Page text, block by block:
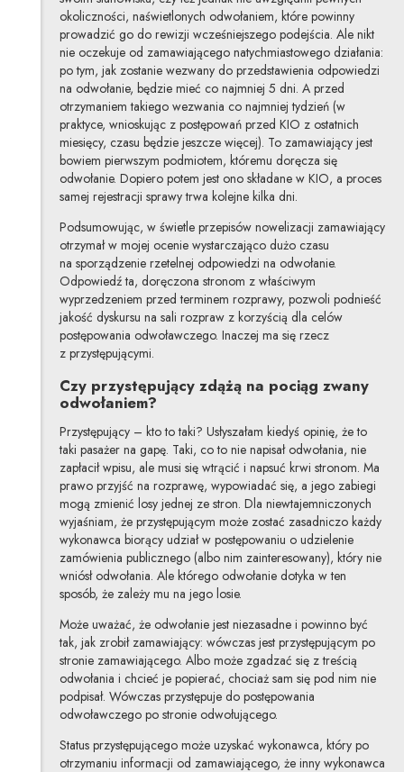
okoliczności, naświetlonych odwołaniem, które powinny
prowadzić go do rewizji wcześniejszego podejścia. Ale nikt
nie oczekuje od zamawiającego natychmiastowego działania:
po tym, jak zostanie wezwany do przedstawienia odpowiedzi
na odwołanie, będzie mieć co najmniej 5 dni. A przed
otrzymaniem takiego wezwania co najmniej tydzień (w
praktyce, wnioskując z postępowań przed KIO z ostatnich
miesięcy, czasu będzie jeszcze więcej). To zamawiający jest
bowiem pierwszym podmiotem, któremu doręcza się
odwołanie. Dopiero potem jest ono składane w KIO, a proces
samej rejestracji sprawy trwa kolejne kilka dni.
Podsumowując, w świetle przepisów nowelizacji zamawiający
otrzymał w mojej ocenie wystarczająco dużo czasu
na sporządzenie rzetelnej odpowiedzi na odwołanie.
Odpowiedź ta, doręczona stronom z właściwym
wyprzedzeniem przed terminem rozprawy, pozwoli podnieść
jakość dyskursu na sali rozpraw z korzyścią dla celów
postępowania odwoławczego. Inaczej ma się rzecz
z przystępującymi.
Czy przystępujący zdążą na pociąg zwany
odwołaniem?
Przystępujący – kto to taki? Usłyszałam kiedyś opinię, że to
taki pasażer na gapę. Taki, co to nie napisał odwołania, nie
zapłacił wpisu, ale musi się wtrącić i napsuć krwi stronom. Ma
prawo przyjść na rozprawę, wypowiadać się, a jego zabiegi
mogą zmienić losy jednej ze stron. Dla niewtajemniczonych
wyjaśniam, że przystępującym może zostać zasadniczo każdy
wykonawca biorący udział w postępowaniu o udzielenie
zamówienia publicznego (albo nim zainteresowany), który nie
wniósł odwołania. Ale którego odwołanie dotyka w ten
sposób, że zależy mu na jego losie.
Może uważać, że odwołanie jest niezasadne i powinno być
tak, jak zrobił zamawiający: wówczas jest przystępującym po
stronie zamawiającego. Albo może zgadzać się z treścią
odwołania i chcieć je popierać, chociaż sam się pod nim nie
podpisał. Wówczas przystępuje do postępowania
odwoławczego po stronie odwołującego.
Status przystępującego może uzyskać wykonawca, który po
otrzymaniu informacji od zamawiającego, że inny wykonawca